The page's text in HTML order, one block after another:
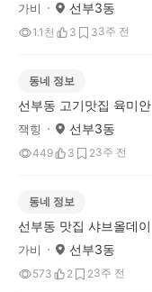
가비 선부3동
1.1천 3 33주 전
동네 정보
선부동 고기맛집 육미안
잭힝 선부3동
449 3 23주 전
동네 정보
선부동 맛집 샤브올데이
가비 선부3동
573 2 23주 전